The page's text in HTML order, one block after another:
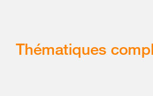
Thématiques